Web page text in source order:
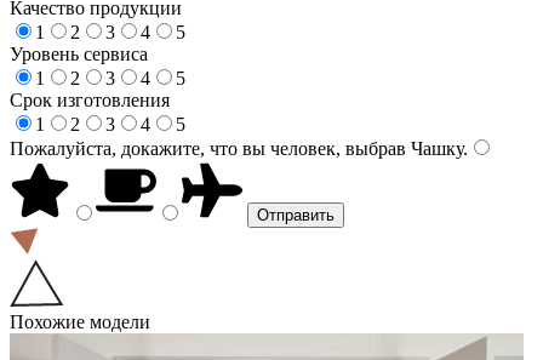
Качество продукции
1
2 3 4
5
Уровень сервиса
1
2 3 4
5
Срок изготовления
1
2 3 4
5
Пожалуйста, докажите, что вы человек, выбрав Чашку.
Похожие модели